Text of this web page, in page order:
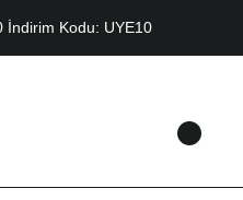
İndirim Kodu: UYE10